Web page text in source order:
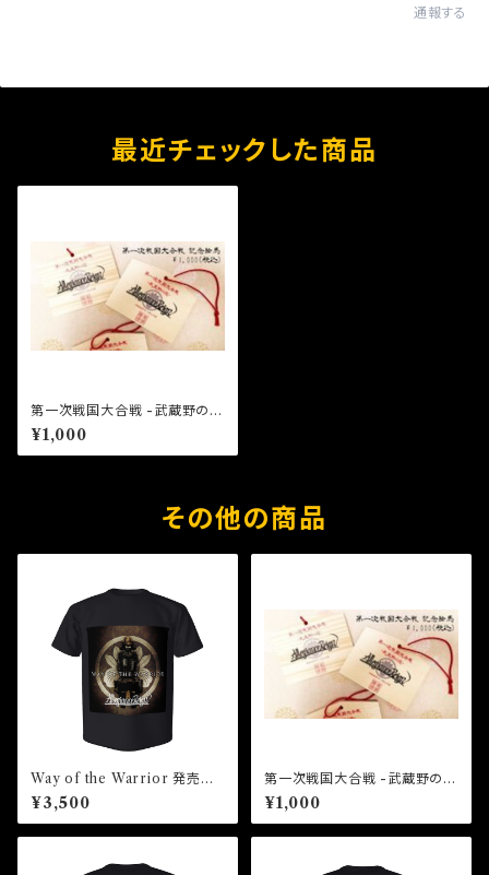
通報する
最近チェックした商品
第一次戦国大合戦 -武蔵野の
役- 記念絵馬
¥1,000
その他の商品
Way of the Warrior 発売記
念Tシャツ
¥3,500
第一次戦国大合戦 -武蔵野の
役- 記念絵馬
¥1,000